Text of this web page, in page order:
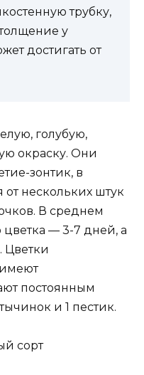
трубку,
у
достигать от
голубую,
окраску. Они
зонтик, в
нескольких штук
В среднем
цветка — 3-7 дней, а
Цветки
постоянным
и 1 пестик.
сорт